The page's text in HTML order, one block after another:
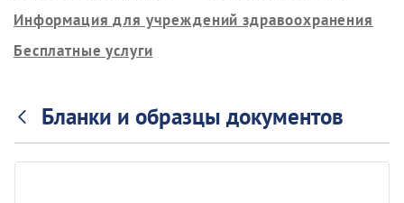
Информация для учреждений здравоохранения
Бесплатные услуги
Бланки и образцы документов